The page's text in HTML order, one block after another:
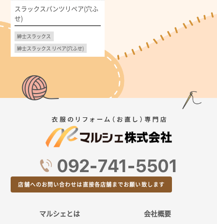
スラックスパンツリペア(穴ふ
せ)
紳士スラックス
紳士スラックス リペア(穴ふせ)
092-741-5501
店舗へのお問い合わせは直接各店舗までお願い致します
マルシェとは 会社概要